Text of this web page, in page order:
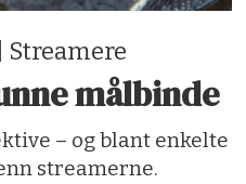
Streamere
målbinde
– og blant enkelte
streamerne.